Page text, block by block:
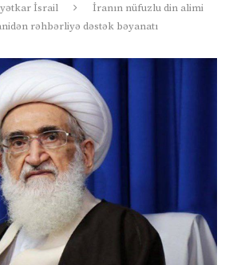
İsrail
İranın nüfuzlu din alimi
rəhbərliyə dəstək bəyanatı